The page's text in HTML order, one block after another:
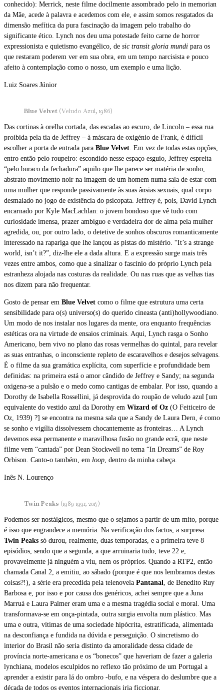
conhecido): Merrick, neste filme docilmente assombrado pelo in memorian
da Mãe, acede à palavra e acedemos com ele, e assim somos resgatados da
dimensão mefítica da pura fascinação da imagem pelo trabalho do
significante ético. Lynch nos deu uma potestade feito carne de horror
expressionista e quietismo evangélico, de sic transit gloria mundi para os
que restaram poderem ver em sua obra, em um tempo narcisista e pouco
afeito à contemplação como o nosso, um exemplo e uma lição.
Luiz Soares Júnior
Blue Velvet (Veludo Azul, 1986)
Das cortinas à orelha cortada, das escadas ao escuro, de Lincoln – essa rua
proibida pela tia de Jeffrey – à máscara de oxigénio de Frank, é difícil
escolher a porta de entrada para Blue Velvet . Em vez de todas estas opções,
entro então pelo roupeiro: escondido nesse espaço esguio, Jeffrey espreita
“pelo buraco da fechadura” aquilo que lhe parece ser matéria de sonho,
abstrato movimento noir na imagem de um homem numa sala de estar com
uma mulher que responde passivamente às suas ânsias sexuais, qual corpo
desmaiado no jogo de existência do psicopata. Jeffrey é, pois, David Lynch
encarnado por Kyle MacLachlan: o jovem bondoso que vê tudo com
curiosidade imensa, prazer ambíguo e verdadeira dor de alma pela mulher
agredida, ou, por outro lado, o detetive de sonhos obscuros romanticamente
interessado na rapariga que lhe lançou as pistas do mistério. “It’s a strange
world, isn’t it?”, diz-lhe ele a dada altura. E a expressão surge mais três
vezes entre ambos, como que a sinalizar o fascínio do próprio Lynch pela
estranheza alojada nas costuras da realidade. Ou nas ruas que as velhas tias
nos dizem para não frequentar.
Gosto de pensar em Blue Velvet como o filme que estrutura uma certa
sensibilidade para o(s) universo(s) do querido cineasta (anti)hollywoodiano.
Um modo de nos instalar nos lugares da mente, ora enquanto frequências
estéticas ora na virtude de ensaios criminais. Aqui, Lynch rasga o Sonho
Americano, bem vivo no plano das rosas vermelhas do quintal, para revelar
as suas entranhas, o inconsciente repleto de escaravelhos e desejos selvagens.
É o filme da sua gramática explícita, com superfície e profundidade bem
definidas: na primeira está o amor cândido de Jeffrey e Sandy; na segunda
oxigena-se a pulsão e o medo como cantigas de embalar. Por isso, quando a
Dorothy de Isabella Rossellini, já desprovida do roupão de veludo azul [um
equivalente do vestido azul da Dorothy em Wizard of Oz (O Feiticeiro de
Oz, 1939) ?] se encontra na mesma sala que a Sandy de Laura Dern, é como
se sonho e vigília dissolvessem chocantemente as fronteiras… A Lynch
devemos essa permanente e maravilhosa fusão no grande ecrã, que neste
filme vem “cantada” por Dean Stockwell no tema “In Dreams” de Roy
Orbison. Canto-o também, em loop , dentro da minha cabeça.
Inês N. Lourenço
Twin Peaks (1989-1991; 2017)
Podemos ser nostálgicos, mesmo que o sejamos a partir de um mito, porque
é isso que engrandece a memória. Na verificação dos factos, a surpresa:
Twin Peaks só durou, realmente, duas temporadas, e a primeira teve 8
episódios, sendo que a segunda, a que arruinaria tudo, teve 22 e,
provavelmente já ninguém a viu, nem os próprios. Quando a RTP2, então
chamada Canal 2, a emitiu, ao sábado (porque é que nos lembramos destas
coisas?!), a série era precedida pela telenovela Pantanal
, de Benedito Ruy
Barbosa e, por isso e por causa dos genéricos, achei sempre que a Juna
Marruá e Laura Palmer eram uma e a mesma tragédia social e moral. Uma
transformava-se em onça-pintada, outra surgia envolta num plástico. Mas
uma e outra, vítimas de uma sociedade hipócrita, estratificada, alimentada
na desconfiança e fundida na dúvida e perseguição. O sincretismo do
interior do Brasil não seria distinto da amoralidade dessa cidade de
província norte-americana e os “bonecos” que haveriam de fazer a galeria
lynchiana, modelos esculpidos no reflexo tão próximo de um Portugal a
aprender a existir para lá do ombro -bufo, e na véspera do deslumbre que a
década de todos os eventos internacionais iria ficcionar.